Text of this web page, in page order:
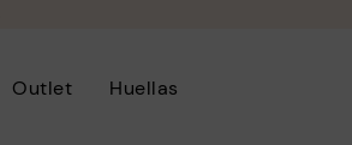
Outlet Huellas